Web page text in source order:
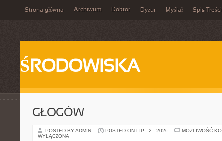
Strona główna Archiwum Doktor Dyżur Myślał Spis Treści
ŚRODOWISKA
GŁOGÓW
POSTED BY ADMIN POSTED ON LIP - 2 - 2026
MOŻLIWOŚĆ
WYŁĄCZONA